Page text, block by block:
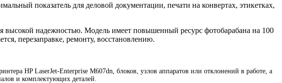
показатель для деловой документации, печати на конвертах, этикетках,
высокой надежностью. Модель имеет повышенный ресурс фотобарабана на 100
перезаправке, ремонту, восстановлению.
HP LaserJet-Enterprise M607dn, блоков, узлов аппаратов или отклонений в работе, а
и комплектующих деталей.